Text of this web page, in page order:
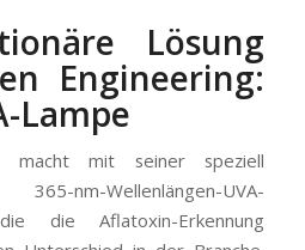
Lösung
Engineering:
Lampe
macht mit seiner speziell
Wellenlängen-UVA-
die Aflatoxin-Erkennung